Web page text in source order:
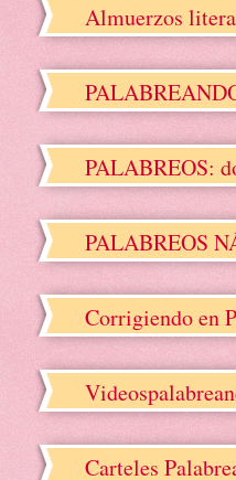
Almuerzos
PALABREOS:
PALABREOS
Corrigiendo en
Carteles